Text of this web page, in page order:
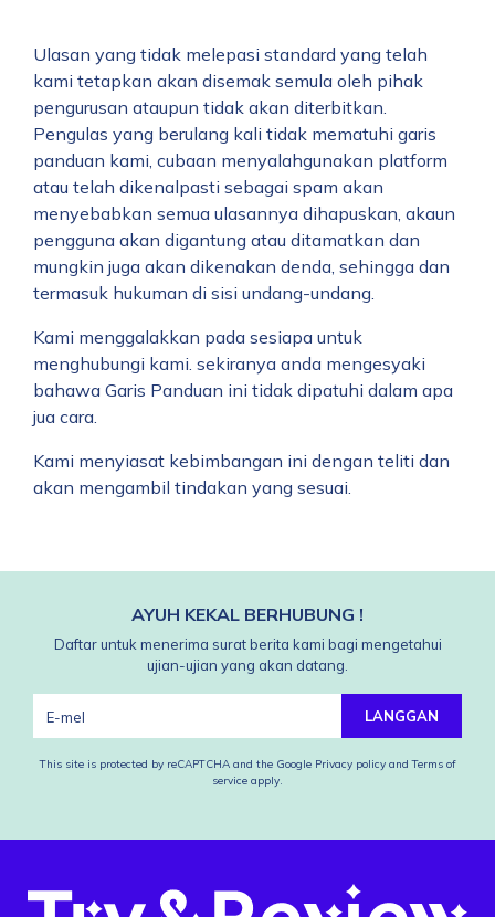
Ulasan yang tidak melepasi standard yang telah
kami tetapkan akan disemak semula oleh pihak
pengurusan ataupun tidak akan diterbitkan.
Pengulas yang berulang kali tidak mematuhi garis
panduan kami, cubaan menyalahgunakan platform
atau telah dikenalpasti sebagai spam akan
menyebabkan semua ulasannya dihapuskan, akaun
pengguna akan digantung atau ditamatkan dan
mungkin juga akan dikenakan denda, sehingga dan
termasuk hukuman di sisi undang-undang.
Kami menggalakkan pada sesiapa untuk
menghubungi kami. sekiranya anda mengesyaki
bahawa Garis Panduan ini tidak dipatuhi dalam apa
jua cara.
Kami menyiasat kebimbangan ini dengan teliti dan
akan mengambil tindakan yang sesuai.
AYUH KEKAL BERHUBUNG !
Daftar untuk menerima surat berita kami bagi mengetahui
ujian-ujian yang akan datang.
LANGGAN
This site is protected by reCAPTCHA and the Google Privacy policy and Terms of
service apply.